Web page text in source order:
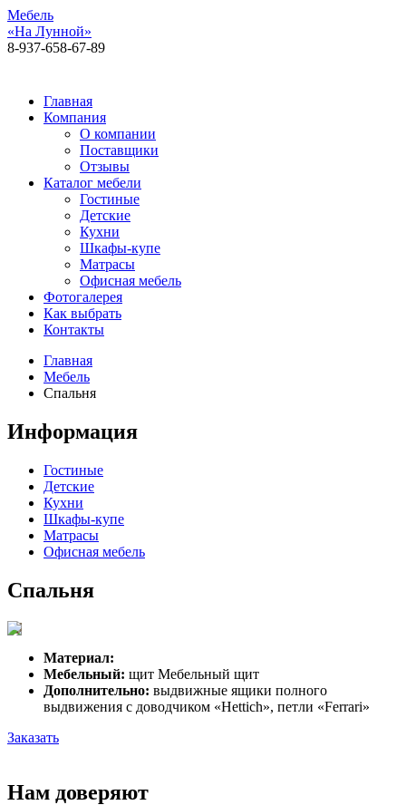
Мебель
«На Лунной»
8-937-658-67-89
Главная
Компания
О компании
Поставщики
Отзывы
Каталог мебели
Гостиные
Детские
Кухни
Шкафы-купе
Матрасы
Офисная мебель
Фотогалерея
Как выбрать
Контакты
Главная
Мебель
Спальня
Информация
Гостиные
Детские
Кухни
Шкафы-купе
Матрасы
Офисная мебель
Спальня
Материал:
Мебельный: щит Мебельный щит
Дополнительно: выдвижные ящики полного
выдвижения с доводчиком «Hettich», петли «Ferrari»
Заказать
Нам доверяют